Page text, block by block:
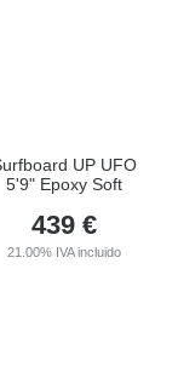
UP UFO
5'9" Epoxy Soft
439 €
21.00% IVA incluido